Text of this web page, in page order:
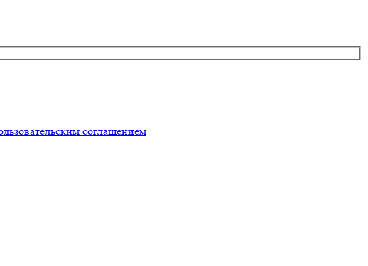
соглашением